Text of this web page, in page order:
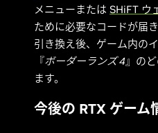
メニューまたは SHiFT ウ
ために必要なコードが届
引き換え後、ゲーム内の
『ボーダーランズ 4』の
ます。
今後の RTX ゲーム